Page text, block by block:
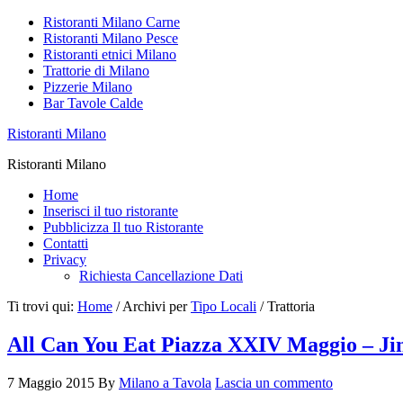
Ristoranti Milano Carne
Ristoranti Milano Pesce
Ristoranti etnici Milano
Trattorie di Milano
Pizzerie Milano
Bar Tavole Calde
Ristoranti Milano
Ristoranti Milano
Home
Inserisci il tuo ristorante
Pubblicizza Il tuo Ristorante
Contatti
Privacy
Richiesta Cancellazione Dati
Ti trovi qui: Home /Archivi perTipo Locali /Trattoria
All Can You Eat Piazza XXIV Maggio –
7 Maggio 2015 By Milano a Tavola Lascia un commento